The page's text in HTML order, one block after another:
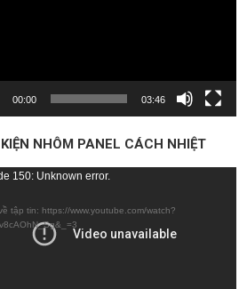
00:00 03:46
NHÔM PANEL CÁCH NHIỆT
150: Unknown error.
tập tin: https://www.youtube.com/watch?